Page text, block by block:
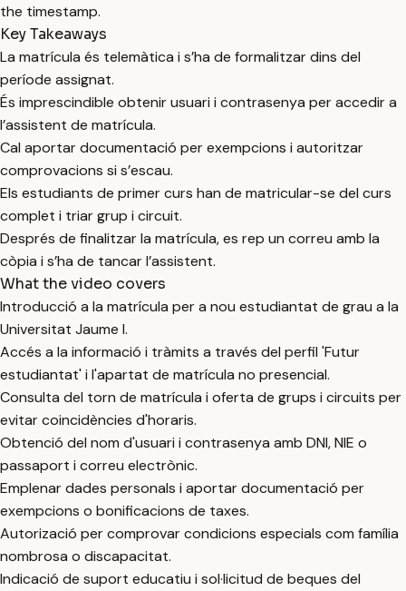
the timestamp.
Key Takeaways
La matrícula és telemàtica i s’ha de formalitzar dins del
període assignat.
És imprescindible obtenir usuari i contrasenya per accedir a
l’assistent de matrícula.
Cal aportar documentació per exempcions i autoritzar
comprovacions si s’escau.
Els estudiants de primer curs han de matricular-se del curs
complet i triar grup i circuit.
Després de finalitzar la matrícula, es rep un correu amb la
còpia i s’ha de tancar l’assistent.
What the video covers
Introducció a la matrícula per a nou estudiantat de grau a la
Universitat Jaume I.
Accés a la informació i tràmits a través del perfil 'Futur
estudiantat' i l'apartat de matrícula no presencial.
Consulta del torn de matrícula i oferta de grups i circuits per
evitar coincidències d'horaris.
Obtenció del nom d'usuari i contrasenya amb DNI, NIE o
passaport i correu electrònic.
Emplenar dades personals i aportar documentació per
exempcions o bonificacions de taxes.
Autorizació per comprovar condicions especials com família
nombrosa o discapacitat.
Indicació de suport educatiu i sol·licitud de beques del